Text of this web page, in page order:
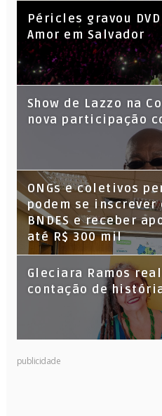
Péricles gravou
Amor em Salvador
Show de Lazzo na
nova participação
ONGs e coletivos
podem se
BNDES e receber
até R$ 300 mil
Gleciara Ramos
contação de
publicidade